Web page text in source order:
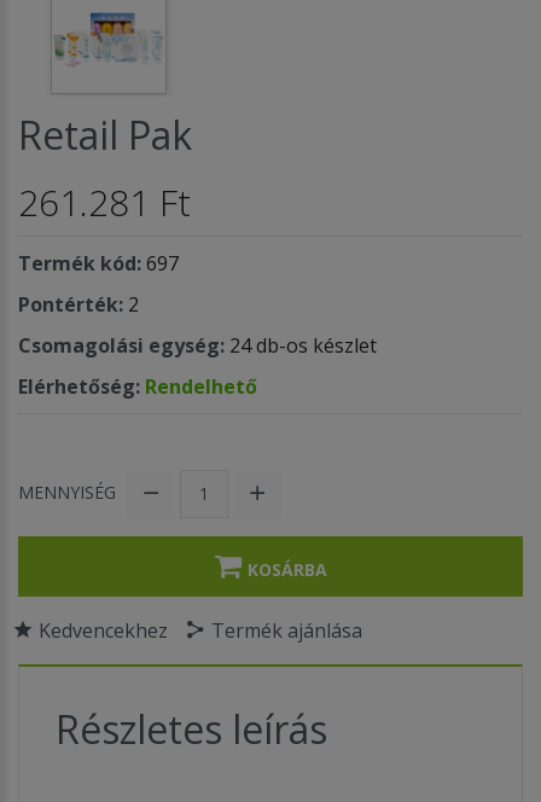
Retail Pak
261.281 Ft
Termék kód:697
Pontérték: 2
Csomagolási egység: 24 db-os készlet
Elérhetőség: Rendelhető
MENNYISÉG
KOSÁRBA
Kedvencekhez Termék ajánlása
Részletes leírás